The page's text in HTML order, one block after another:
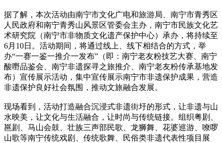
据了解，本次活动由南宁市文化广电和旅游局、南宁市青秀区
人民政府和南宁青秀山风景区管委会主办，南宁市民族文化艺
术研究院（南宁市非物质文化遗产保护中心）承办，将持续至
6月10日。活动期间，将通过线上、线下相结合的方式，举
办“一赛一鉴一推介一发布”（即：南宁老友粉技艺大赛、南宁
酸嘢品鉴会、南宁非遗探寻之旅推介、南宁老友粉传承基地发
布）宣传展示活动，集中宣传展示南宁市非遗保护成果，营造
非遗保护良好社会氛围，推动文旅融合发展。
现场看到，活动打造融合沉浸式非遗街圩的形式，让非遗与山
水映美，让文化与生活融合，让时尚与传统链接。组织粤剧、
邕剧、马山会鼓、壮族三声部民歌、龙狮舞、花婆巡游、嘹啰
山歌等南宁传统戏剧、传统歌舞、民俗类非遗代表性项目展